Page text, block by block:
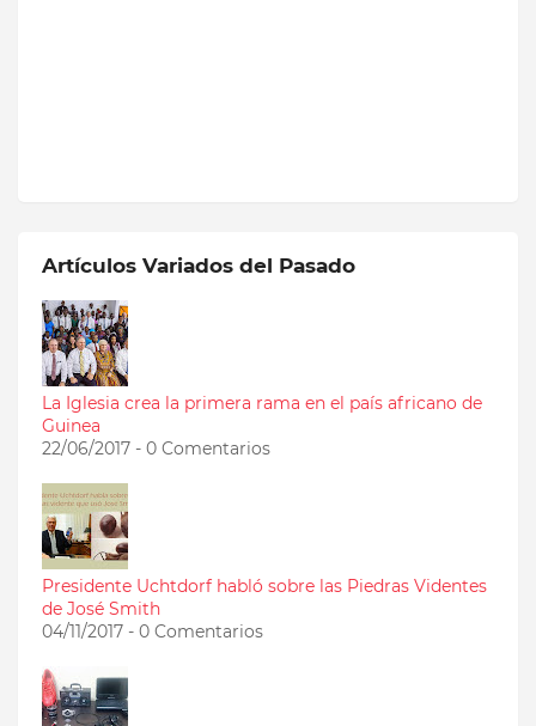
Artículos Variados del Pasado
La Iglesia crea la primera rama en el país africano de
Guinea
22/06/2017 - 0 Comentarios
Presidente Uchtdorf habló sobre las Piedras Videntes
de José Smith
04/11/2017 - 0 Comentarios